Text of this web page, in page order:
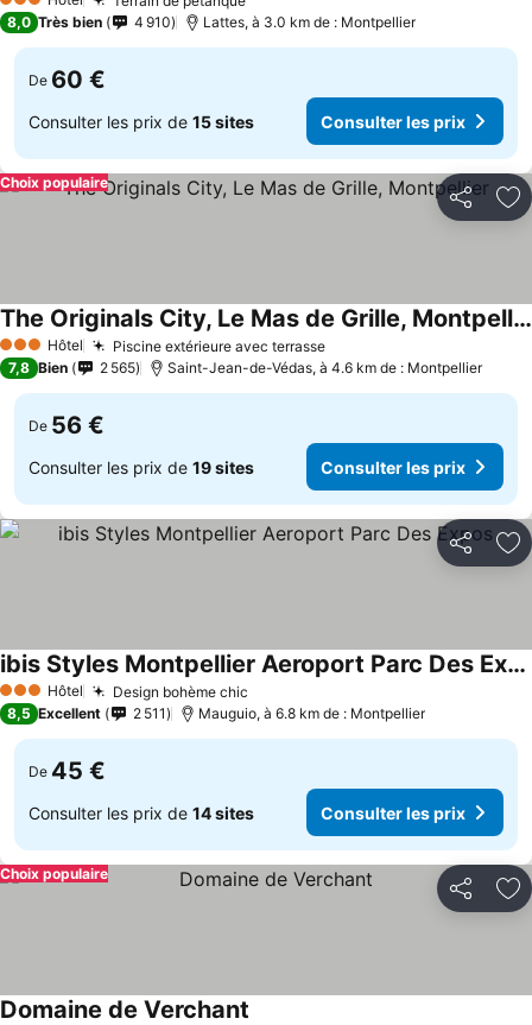
3 Étoiles
8,0 Très bien 4 910 Lattes, à 3.0 km de : Montpellier
De 60 €
Consulter les prix de 15 sites Consulter les prix
Partager
Choix populaire
3 ÉtoilesHôtel Piscine extérieure avec terrasseConsulter les prix
The Originals City, Le Mas de Grille, Montpellier
Consulter les prix
7,8 Bien 2 565 Saint-Jean-de-Védas, à 4.6 km de : Montpellier
De 56 €
Consulter les prix de 19 sites Consulter les prix
Partager
3 ÉtoilesHôtel Design bohème chic
ibis Styles Montpellier Aeroport Parc Des Expos
Consulter les prix
8,5 Excellent 2 511 Mauguio, à 6.8 km de : Montpellier
De 45 €
Consulter les prix de 14 sites Consulter les prix
Partager
Choix populaire
Domaine de Verchant